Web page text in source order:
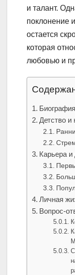
и талант.
поклонение
остается
которая
любовью и
Детство и
Карьера и
Личная
Вопрос-